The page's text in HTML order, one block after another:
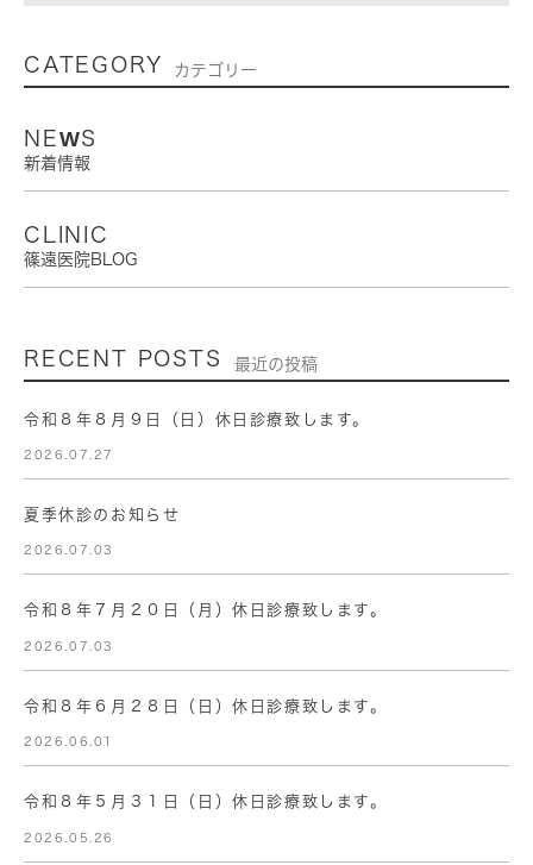
CATEGORY カテゴリー
NEWS
新着情報
CLINIC
篠遠医院BLOG
RECENT POSTS 最近の投稿
令和８年８月９日（日）休日診療致します。
2026.07.27
夏季休診のお知らせ
2026.07.03
令和８年７月２０日（月）休日診療致します。
2026.07.03
令和８年６月２８日（日）休日診療致します。
2026.06.01
令和８年５月３１日（日）休日診療致します。
2026.05.26